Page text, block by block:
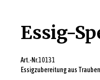
Essig-
Art.-Nr.10131
Essigzubereitung aus